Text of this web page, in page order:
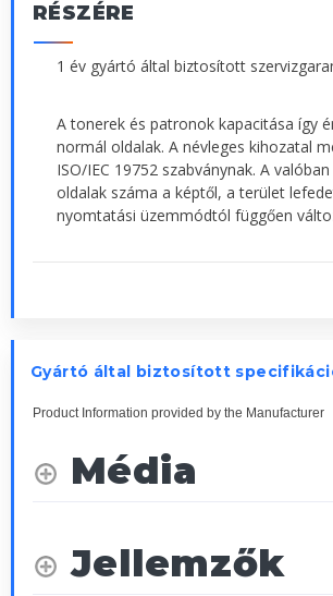
RÉSZÉRE
1 év gyártó által biztosított
A tonerek és patronok kapacitása így
normál oldalak. A névleges kihozatal
ISO/IEC 19752 szabványnak. A
oldalak száma a képtől, a terület
nyomtatási üzemmódtól függően
Gyártó által biztosított
Product Information provided by the Manufacturer
Média
Jellemzők